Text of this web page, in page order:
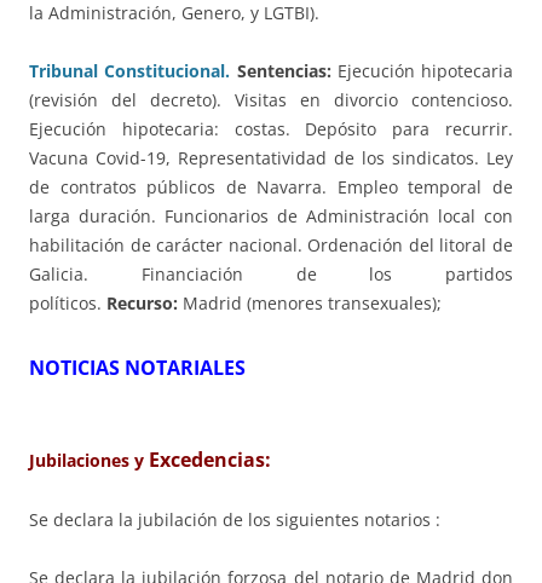
la Administración, Genero, y LGTBI).
Tribunal Constitucional. Sentencias: Ejecución hipotecaria
(revisión del decreto). Visitas en divorcio contencioso.
Ejecución hipotecaria: costas. Depósito para recurrir.
Vacuna Covid-19, Representatividad de los sindicatos. Ley
de contratos públicos de Navarra. Empleo temporal de
larga duración. Funcionarios de Administración local con
habilitación de carácter nacional. Ordenación del litoral de
Galicia. Financiación de los partidos
políticos. Recurso: Madrid (menores transexuales);
NOTICIAS NOTARIALES
Jubilaciones y Excedencias:
Se declara la jubilación de los siguientes notarios :
Se declara la jubilación forzosa del notario de Madrid don